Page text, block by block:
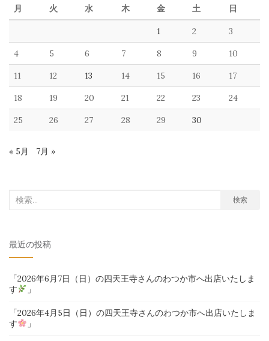
月 火 水 木 金 土 日
1 2 3
4 5 6 7 8 9 10
11 12 13 14 15 16 17
18 19 20 21 22 23 24
25 26 27 28 29 30
« 5月 7月 »
検
象:
検索
最近の投稿
「2026年6月7日（日）の四天王寺さんのわつか市へ出店いたしま
す
」
「2026年4月5日（日）の四天王寺さんのわつか市へ出店いたしま
す
」